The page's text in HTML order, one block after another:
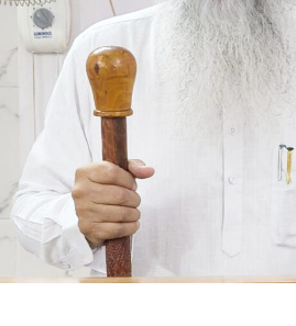
جمہوریت خطرے میں ہے۔ ’’فرد
سے بڑا ملک‘‘ کے جذبے کا
نے کہا کہ انہی نظریاتی اور
پر وہ ریاستی صدر کے عہدے
رکنیت سے اپنا استعفیٰ دے